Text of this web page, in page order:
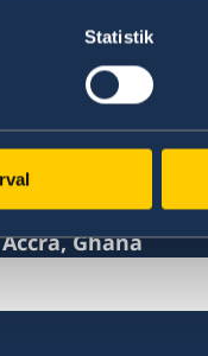
Statistik
konsulat
Accra, Ghana